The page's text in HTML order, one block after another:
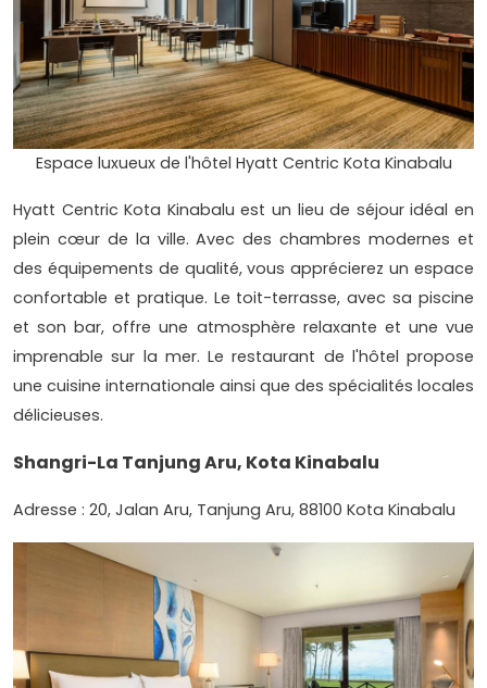
Espace luxueux de l'hôtel Hyatt Centric Kota Kinabalu
Hyatt Centric Kota Kinabalu est un lieu de séjour idéal en
plein cœur de la ville. Avec des chambres modernes et
des équipements de qualité, vous apprécierez un espace
confortable et pratique. Le toit-terrasse, avec sa piscine
et son bar, offre une atmosphère relaxante et une vue
imprenable sur la mer. Le restaurant de l'hôtel propose
une cuisine internationale ainsi que des spécialités locales
délicieuses.
Shangri-La Tanjung Aru, Kota Kinabalu
Adresse : 20, Jalan Aru, Tanjung Aru, 88100 Kota Kinabalu